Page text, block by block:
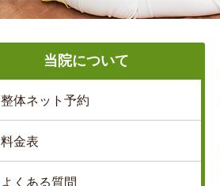
当院について
整体ネット予約
料金表
よくある質問